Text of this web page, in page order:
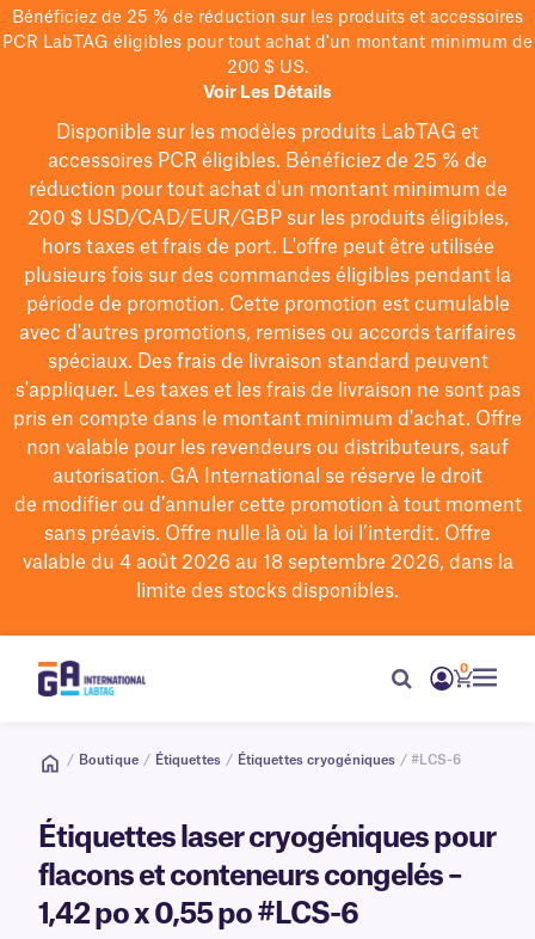
Bénéficiez de 25 % de réduction sur les produits et accessoires
PCR LabTAG éligibles pour tout achat d'un montant minimum de
200 $ US.
Voir Les Détails
Disponible sur les modèles produits LabTAG et
accessoires PCR éligibles. Bénéficiez de 25 % de
réduction pour tout achat d'un montant minimum de
200 $USD/CAD/EUR/GBPsur les produits éligibles,
hors taxes et frais de port. L'offre peut être utilisée
plusieurs fois sur des commandes éligibles pendant la
période de promotion. Cette promotion est cumulable
avec d'autres promotions, remises ou accords tarifaires
spéciaux. Des frais de livraison standard peuvent
s'appliquer. Les taxes et les frais de livraison ne sont pas
pris en compte dans le montant minimum d'achat. Offre
non valable pour les revendeurs ou distributeurs, sauf
autorisation. GA International se réserve le droit
de modifierou d’annuler cette promotion à tout moment
sans préavis. Offre nulle là où la loi l’interdit. Offre
valable du 4 août 2026 au 18 septembre 2026, dans la
limite des stocks disponibles.
0
/ Boutique / Étiquettes / Étiquettes cryogéniques / #LCS-6
Étiquettes laser cryogéniques pour
flacons et conteneurs congelés –
1,42 po x 0,55 po #LCS-6